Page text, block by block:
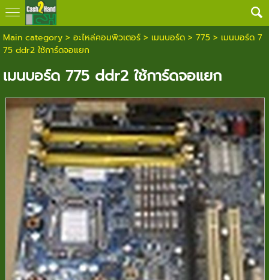
Main category> อะไหล่คอมพิวเตอร์> เมนบอร์ด> 775> เมนบอร์ด 7
75 ddr2 ใช้การ์ดจอแยก
เมนบอร์ด 775 ddr2 ใช้การ์ดจอแยก